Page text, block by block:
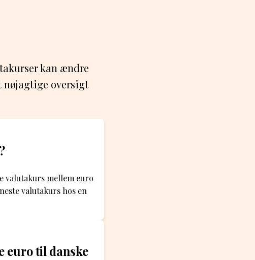
kan ændre
nøjagtige oversigt
valutakurs mellem euro
valutakurs hos en
euro til danske